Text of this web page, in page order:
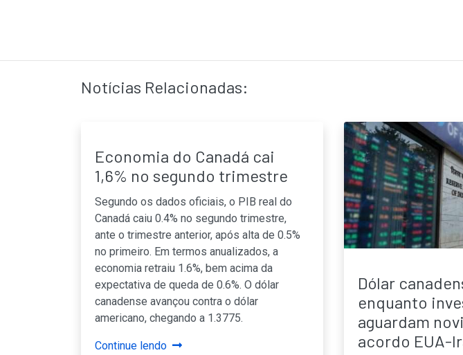
Notícias Relacionadas:
Economia do Canadá cai
1,6% no segundo trimestre
Segundo os dados oficiais, o PIB real do
Canadá caiu 0.4% no segundo trimestre,
ante o trimestre anterior, após alta de 0.5%
no primeiro. Em termos anualizados, a
economia retraiu 1.6%, bem acima da
expectativa de queda de 0.6%. O dólar
canadense avançou contra o dólar
americano, chegando a 1.3775.
Continue lendo
Dólar
enquanto
aguardam
acordo EUA-